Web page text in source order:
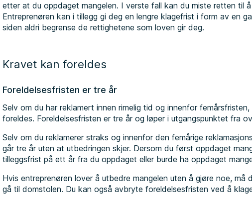
etter at du oppdaget mangelen. I verste fall kan du miste retten til
Entreprenøren kan i tillegg gi deg en lengre klagefrist i form av en
siden aldri begrense de rettighetene som loven gir deg.
Kravet kan foreldes
Foreldelsesfristen er tre år
Selv om du har reklamert innen rimelig tid og innenfor
foreldes. Foreldelsesfristen er tre år og løper i utgangspunktet fra
Selv om du reklamerer straks og innenfor den femårige
går tre år uten at utbedringen skjer. Dersom du først oppdaget
tilleggsfrist på ett år fra du oppdaget eller burde ha oppdaget
Hvis entreprenøren lover å utbedre mangelen uten å gjøre noe,
gå til domstolen. Du kan også avbryte foreldelsesfristen ved å